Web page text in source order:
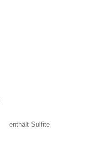
enthält Sulfite